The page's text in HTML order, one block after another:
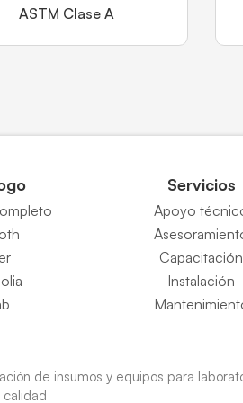
ASTM Clase A
Servicios
Apoyo
Capacitación
Instalación
de insumos y equipos para
calidad